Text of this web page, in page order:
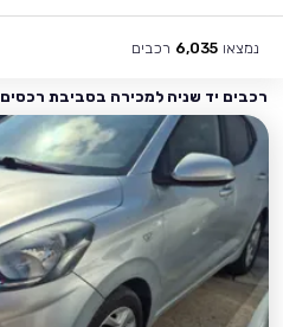
נמצאו 6,035 רכבים
רכבים יד שניה למכירה בסביבת רכסים